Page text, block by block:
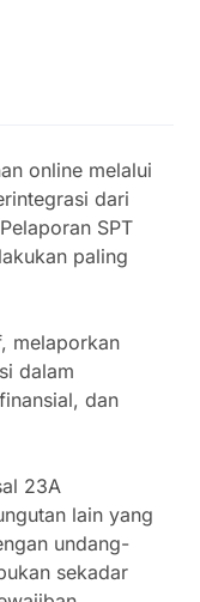
online melalui
dari
SPT
paling
melaporkan
dalam
dan
23A
lain yang
undang-
sekadar